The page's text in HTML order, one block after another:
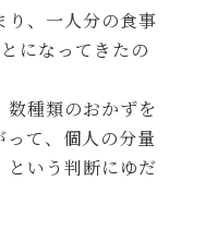
り、一人分の食事
になってきたの
数種類のおかずを
て、個人の分量
という判断にゆだ